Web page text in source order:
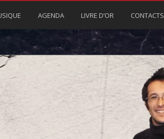
AGENDA LIVRE D’OR CONTACTS